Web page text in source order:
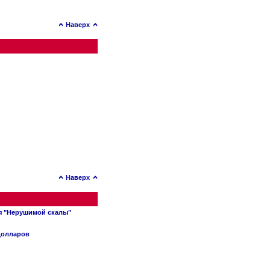
Наверх
Наверх
"Нерушимой скалы"